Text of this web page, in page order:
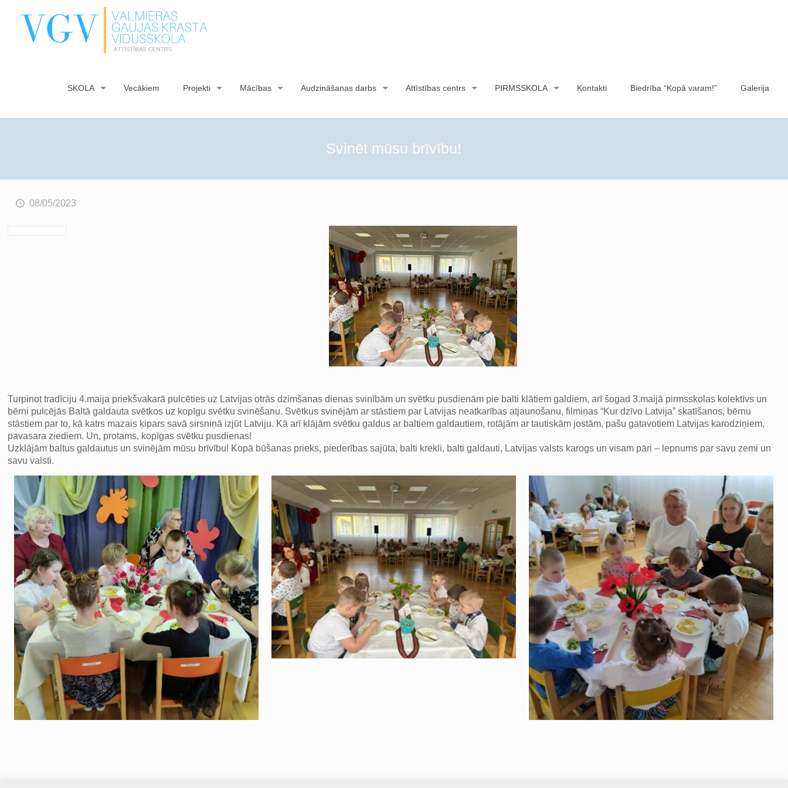
SKOLA Vecākiem Projekti Mācības Audzināšanas darbs Attīstības centrs PIRMSSKOLA Kontakti Biedrība “Kopā varam!” Galerija
Svinēt mūsu brīvību!
08/05/2023
Turpinot tradīciju 4.maija priekšvakarā pulcēties uz Latvijas otrās dzimšanas dienas svinībām un svētku pusdienām pie balti klātiem galdiem, arī šogad 3.maijā pirmsskolas kolektīvs un
bērni pulcējās Baltā galdauta svētkos uz kopīgu svētku svinēšanu. Svētkus svinējām ar stāstiem par Latvijas neatkarības atjaunošanu, filmiņas “Kur dzīvo Latvija” skatīšanos, bērnu
stāstiem par to, kā katrs mazais ķipars savā sirsniņā izjūt Latviju. Kā arī klājām svētku galdus ar baltiem galdautiem, rotājām ar tautiskām jostām, pašu gatavotiem Latvijas karodziņiem,
pavasara ziediem. Un, protams, kopīgas svētku pusdienas!
Uzklājām baltus galdautus un svinējām mūsu brīvību! Kopā būšanas prieks, piederības sajūta, balti krekli, balti galdauti, Latvijas valsts karogs un visam pāri – lepnums par savu zemi un
savu valsti.